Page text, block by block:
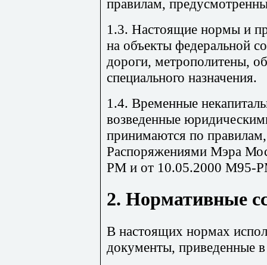
правилам,
1.3. Настоящие нормы и
на объекты федеральной
дороги, метрополитены,
специального назначения.
1.4. Временные
возведенные
принимаются по
Распоряжениями Мэра
РМ и от 10.05.2000 М95-
2. Нормативные
В настоящих нормах
документы, приведенные